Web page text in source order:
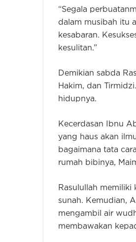
“Segala
dalam musibah itu
kesabaran.
kesulitan.”
Demikian sabda
Hakim, dan
hidupnya.
Kecerdasan Ibnu
yang haus akan
bagaimana tata
rumah bibinya,
Rasulullah
sunah. Kemudian,
mengambil air
membawakan